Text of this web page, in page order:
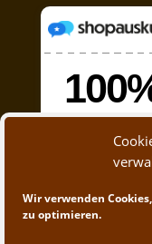
Wir verwenden
zu optimieren.